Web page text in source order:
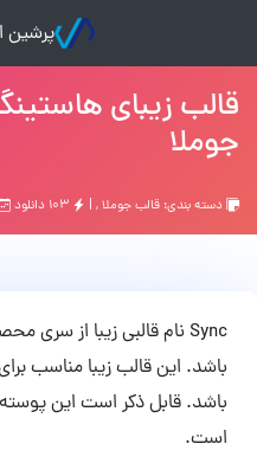
پرشین
جوملا
دسته بندی: قالب جوملا, |
باشد. این قالب زیبا مناسب
است.